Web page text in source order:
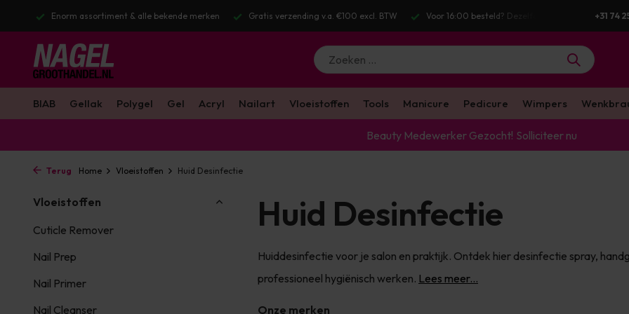
Gratis verzending v.a. €100 excl. BTW Voor 16:00 besteld? Dezelfde werkdag verstuurd Enorm assortiment & alle bekende merken
+31 74
BIAB Gellak Polygel Gel Acryl Nailart Vloeistoffen Tools Manicure Pedicure Wimpers
Beauty Medewerker Gezocht! Solliciteer nu
Terug Home Vloeistoffen Huid Desinfectie
Vloeistoffen
Cuticle Remover
Nail Prep
Nail Primer
Nail Cleanser
Huid Desinfectie
Huiddesinfectie voor je salon en praktijk. Ontdek hier desinfectie spray,
professioneel hygiënisch werken. Lees meer...
Onze merken